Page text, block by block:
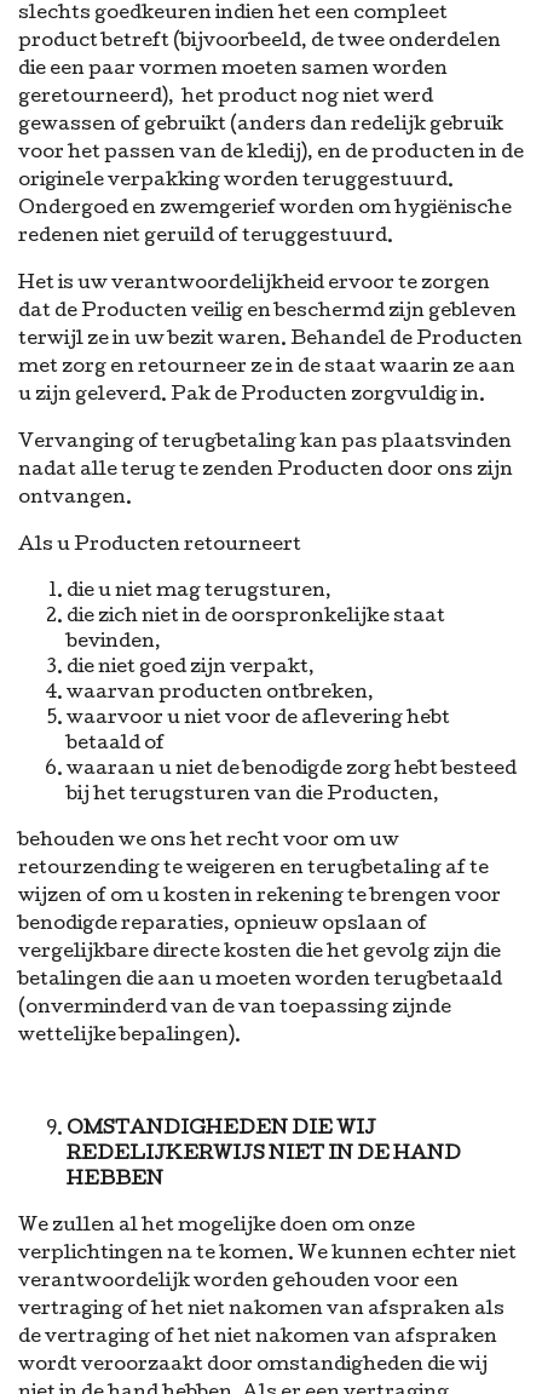
slechts goedkeuren indien het een compleet
product betreft (bijvoorbeeld, de twee onderdelen
die een paar vormen moeten samen worden
geretourneerd), het product nog niet werd
gewassen of gebruikt (anders dan redelijk gebruik
voor het passen van de kledij), en de producten in de
originele verpakking worden teruggestuurd.
Ondergoed en zwemgerief worden om hygiënische
redenen niet geruild of teruggestuurd.
Het is uw verantwoordelijkheid ervoor te zorgen
dat de Producten veilig en beschermd zijn gebleven
terwijl ze in uw bezit waren. Behandel de Producten
met zorg en retourneer ze in de staat waarin ze aan
u zijn geleverd. Pak de Producten zorgvuldig in.
Vervanging of terugbetaling kan pas plaatsvinden
nadat alle terug te zenden Producten door ons zijn
ontvangen.
Als u Producten retourneert
die u niet mag terugsturen,
die zich niet in de oorspronkelijke staat
bevinden,
die niet goed zijn verpakt,
waarvan producten ontbreken,
waarvoor u niet voor de aflevering hebt
betaald of
waaraan u niet de benodigde zorg hebt besteed
bij het terugsturen van die Producten,
behouden we ons het recht voor om uw
retourzending te weigeren en terugbetaling af te
wijzen of om u kosten in rekening te brengen voor
benodigde reparaties, opnieuw opslaan of
vergelijkbare directe kosten die het gevolg zijn die
betalingen die aan u moeten worden terugbetaald
(onverminderd van de van toepassing zijnde
wettelijke bepalingen).
OMSTANDIGHEDEN DIE WIJ
REDELIJKERWIJS NIET IN DE HAND
HEBBEN
We zullen al het mogelijke doen om onze
verplichtingen na te komen. We kunnen echter niet
verantwoordelijk worden gehouden voor een
vertraging of het niet nakomen van afspraken als
de vertraging of het niet nakomen van afspraken
wordt veroorzaakt door omstandigheden die wij